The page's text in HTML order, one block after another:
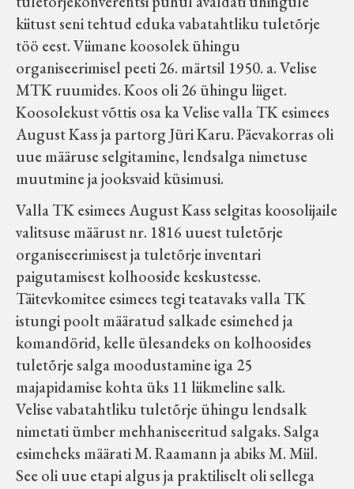
kiitust seni tehtud eduka vabatahtliku tuletõrje
töö eest. Viimane koosolek ühingu
organiseerimisel peeti 26. märtsil 1950. a. Velise
MTK ruumides. Koos oli 26 ühingu liiget.
Koosolekust võttis osa ka Velise valla TK esimees
August Kass ja partorg Jüri Karu. Päevakorras oli
uue määruse selgitamine, lendsalga nimetuse
muutmine ja jooksvaid küsimusi.
Valla TK esimees August Kass selgitas koosolijaile
valitsuse määrust nr. 1816 uuest tuletõrje
organiseerimisest ja tuletõrje inventari
paigutamisest kolhooside keskustesse.
Täitevkomitee esimees tegi teatavaks valla TK
istungi poolt määratud salkade esimehed ja
komandörid, kelle ülesandeks on kolhoosides
tuletõrje salga moodustamine iga 25
majapidamise kohta üks 11 liikmeline salk.
Velise vabatahtliku tuletõrje ühingu lendsalk
nimetati ümber mehhaniseeritud salgaks. Salga
esimeheks määrati M. Raamann ja abiks M. Miil.
See oli uue etapi algus ja praktiliselt oli sellega